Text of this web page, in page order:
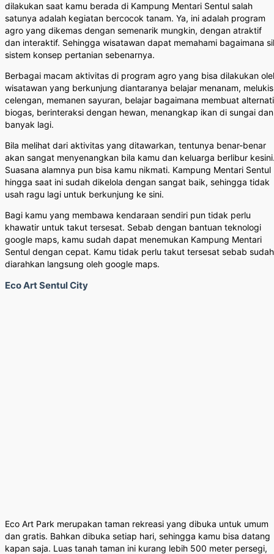
dilakukan saat kamu berada di Kampung Mentari Sentul salah
satunya adalah kegiatan bercocok tanam. Ya, ini adalah program
agro yang dikemas dengan semenarik mungkin, dengan atraktif
dan interaktif. Sehingga wisatawan dapat memahami bagaimana
sistem konsep pertanian sebenarnya.
Berbagai macam aktivitas di program agro yang bisa dilakukan
wisatawan yang berkunjung diantaranya belajar menanam, melukis
celengan, memanen sayuran, belajar bagaimana membuat
biogas, berinteraksi dengan hewan, menangkap ikan di sungai dan
banyak lagi.
Bila melihat dari aktivitas yang ditawarkan, tentunya benar-benar
akan sangat menyenangkan bila kamu dan keluarga berlibur
Suasana alamnya pun bisa kamu nikmati. Kampung Mentari Sentul
hingga saat ini sudah dikelola dengan sangat baik, sehingga tidak
usah ragu lagi untuk berkunjung ke sini.
Bagi kamu yang membawa kendaraan sendiri pun tidak perlu
khawatir untuk takut tersesat. Sebab dengan bantuan teknologi
google maps, kamu sudah dapat menemukan Kampung Mentari
Sentul dengan cepat. Kamu tidak perlu takut tersesat sebab sudah
diarahkan langsung oleh google maps.
Eco Art Sentul City
Eco Art Park merupakan taman rekreasi yang dibuka untuk umum
dan gratis. Bahkan dibuka setiap hari, sehingga kamu bisa datang
kapan saja. Luas tanah taman ini kurang lebih 500 meter persegi,